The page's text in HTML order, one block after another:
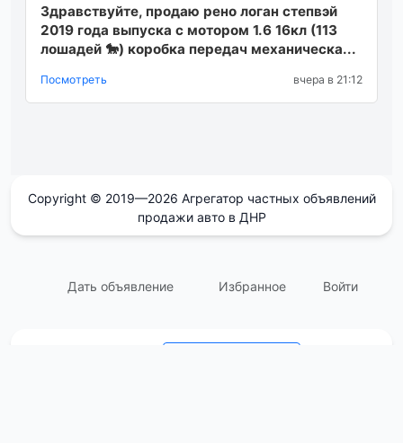
Здравствуйте, продаю рено логан степвэй
2019 года выпуска с мотором 1.6 16кл (113
лошадей 🐎) коробка передач механическа...
Посмотреть вчера в 21:12
Copyright © 2019—2026 Агрегатор частных объявлений
продажи авто в ДНР
Дать объявление Избранное Войти